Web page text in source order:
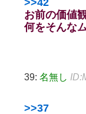
お前の価値
何をそんな
39: 名無し
>>37